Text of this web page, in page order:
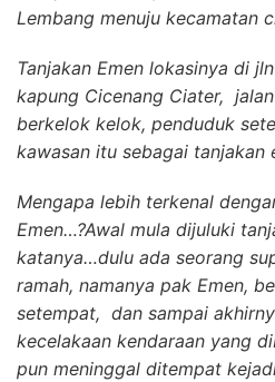
Lembang menuju kecamatan
Tanjakan Emen lokasinya di
kapung Cicenang Ciater,
berkelok kelok, penduduk
kawasan itu sebagai tanjakan
Mengapa lebih terkenal
Emen…?Awal mula dijuluki
katanya…dulu ada seorang
ramah, namanya pak Emen,
setempat, dan sampai
kecelakaan kendaraan yang
pun meninggal ditempat